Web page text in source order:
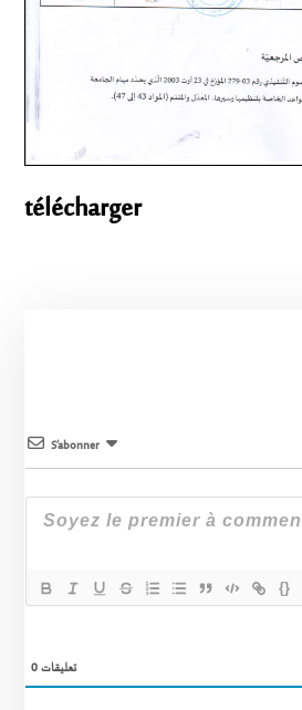
télécharger
S’abonner
{}
0تعليقات